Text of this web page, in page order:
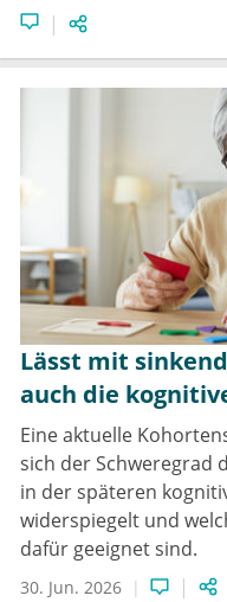
Lässt mit
auch die
Eine aktuelle
sich der Schweregrad
in der späteren
widerspiegelt und
dafür geeignet sind.
30. Jun. 2026